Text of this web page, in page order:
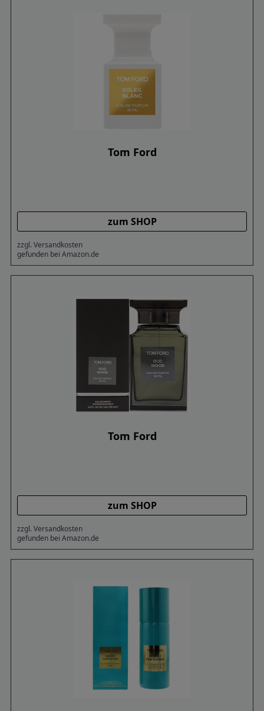
Tom Ford
zum SHOP
zzgl. Versandkosten
gefunden bei Amazon.de
Tom Ford
zum SHOP
zzgl. Versandkosten
gefunden bei Amazon.de